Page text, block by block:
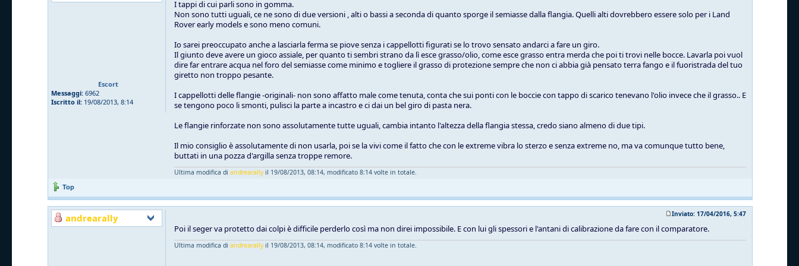
Escort
Messaggi: 6962
Iscritto il: 19/08/2013, 8:14
I tappi di cui parli sono in gomma.
Non sono tutti uguali, ce ne sono di due versioni , alti o bassi a seconda di quanto sporge il semiasse dalla flangia. Quelli alti dovrebbero essere solo per i Land
Rover early models e sono meno comuni.
Io sarei preoccupato anche a lasciarla ferma se piove senza i cappellotti figurati se lo trovo sensato andarci a fare un giro.
Il giunto deve avere un gioco assiale, per quanto ti sembri strano da lì esce grasso/olio, come esce grasso entra merda che poi ti trovi nelle bocce. Lavarla poi vuol
dire far entrare acqua nel foro del semiasse come minimo e togliere il grasso di protezione sempre che non ci abbia già pensato terra fango e il fuoristrada del tuo
giretto non troppo pesante.
I cappellotti delle flangie -originali- non sono affatto male come tenuta, conta che sui ponti con le boccie con tappo di scarico tenevano l'olio invece che il grasso.. E
se tengono poco li smonti, pulisci la parte a incastro e ci dai un bel giro di pasta nera.
Le flangie rinforzate non sono assolutamente tutte uguali, cambia intanto l'altezza della flangia stessa, credo siano almeno di due tipi.
Il mio consiglio è assolutamente di non usarla, poi se la vivi come il fatto che con le extreme vibra lo sterzo e senza extreme no, ma va comunque tutto bene,
buttati in una pozza d'argilla senza troppe remore.
Ultima modifica di andrearallyil 19/08/2013, 08:14, modificato 8:14 volte in totale.
Top
andrearally Inviato: 17/04/2016, 5:47
Poi il seger va protetto dai colpi è difficile perderlo così ma non direi impossibile. E con lui gli spessori e l'antani di calibrazione da fare con il comparatore.
Ultima modifica di andrearallyil 19/08/2013, 08:14, modificato 8:14 volte in totale.